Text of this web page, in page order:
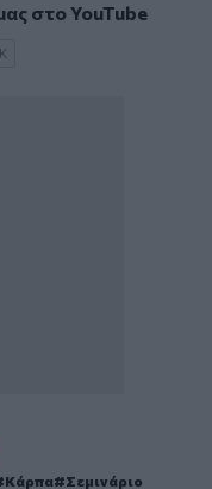
στοYouTube
Κάρπα Σεμινάριο